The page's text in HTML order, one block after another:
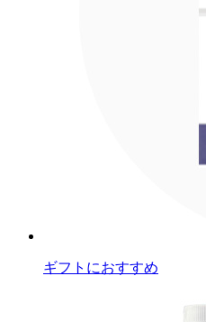
ギフトにおすすめ